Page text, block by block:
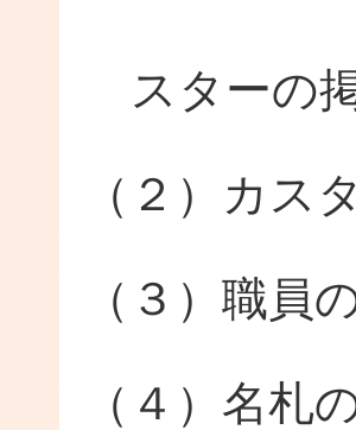
スターの
（２）カス
（３）職員
（４）名札